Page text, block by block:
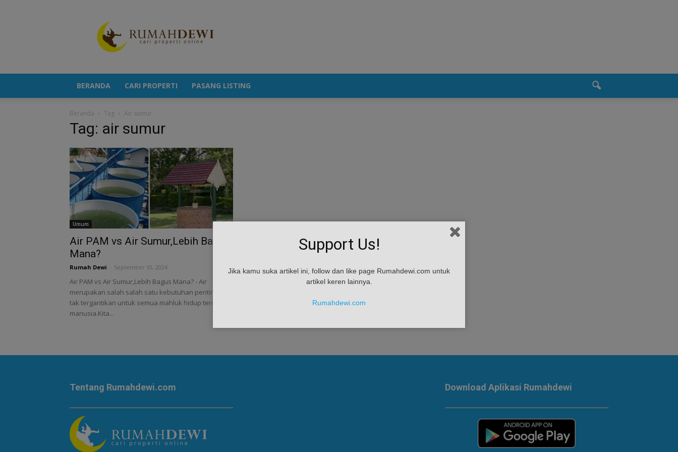
Berita
Properti
Terkini
BERANDA CARI PROPERTI PASANG LISTING
Beranda Tag Air sumur
Tag: air sumur
Umum
Air PAM vs Air Sumur,Lebih Bagus
Mana?
Rumah Dewi September 10, 2024
Air PAM vs Air Sumur,Lebih Bagus Mana? - Air
merupakan salah salah satu kebutuhan penting dan
tak tergantikan untuk semua mahluk hidup terutama
manusia.Kita...
Tentang Rumahdewi.com Download Aplikasi Rumahdewi
Support Us!
Jika kamu suka artikel ini, follow dan like page Rumahdewi.com untuk
artikel keren lainnya.
Rumahdewi.com